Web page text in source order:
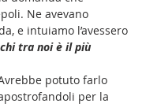
Ne avevano
e intuiamo l’avessero
chi tra noi è il più
potuto farlo
per la